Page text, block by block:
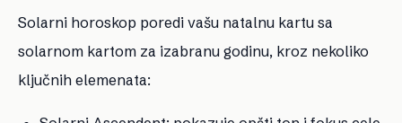
Solarni horoskop poredi vašu natalnu kartu sa
solarnom kartom za izabranu godinu, kroz nekoliko
ključnih elemenata: